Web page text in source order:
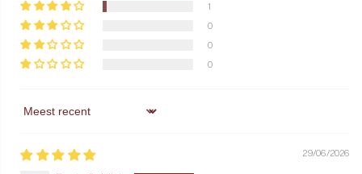
Kleur: Stijlvolle Scandi Moss tint met een matte afwerking
Maalsysteem
: Hoogwaardig keramisch mechanisme, geschikt
onderdompelen in water
1
0
0
0
Sort by
29/06/2026